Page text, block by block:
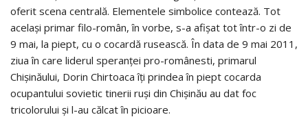
oferit scena centrală. Elementele simbolice contează. Tot
același primar filo-român, în vorbe, s-a afișat tot într-o zi de
9 mai, la piept, cu o cocardă rusească. În data de 9 mai 2011,
ziua în care liderul speranţei pro-românesti, primarul
Chişinăului, Dorin Chirtoaca îți prindea în piept cocarda
ocupantului sovietic tinerii ruşi din Chişinău au dat foc
tricolorului şi l-au călcat în picioare.